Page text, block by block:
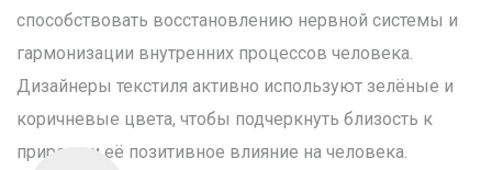
способствовать восстановлению нервной системы и
гармонизации внутренних процессов человека.
Дизайнеры текстиля активно используют зелёные и
коричневые цвета, чтобы подчеркнуть близость к
природе и её позитивное влияние на человека.